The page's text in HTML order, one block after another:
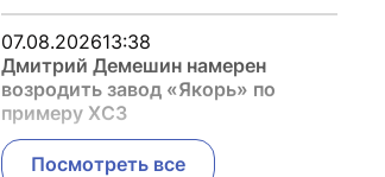
07.08.202613:38
Дмитрий Демешин намерен
возродить завод «Якорь» по
примеру ХСЗ
Посмотреть все